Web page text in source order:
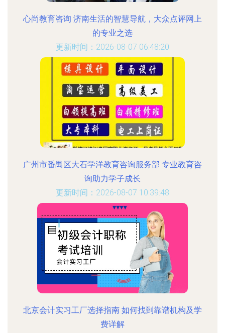
心尚教育咨询 济南生活的智慧导航，大众点评网上
的专业之选
更新时间：2026-08-07 06:48:20
广州市番禺区大石学洋教育咨询服务部 专业教育咨
询助力学子成长
更新时间：2026-08-07 10:39:48
北京会计实习工厂选择指南 如何找到靠谱机构及学
费详解